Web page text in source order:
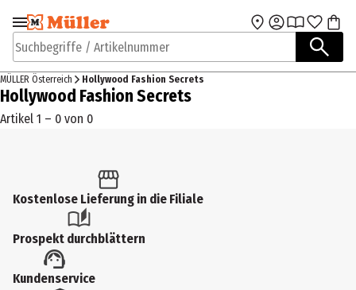
Zur Navigation
springen
Zum Hauptinhalt
Suchbegriffe / Artikelnummer
MÜLLER Österreich Hollywood Fashion Secrets
Hollywood Fashion Secrets
Artikel 1 – 0 von 0
Kostenlose Lieferung in die Filiale
Prospekt durchblättern
Kundenservice